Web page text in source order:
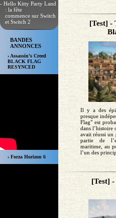
- Hello Kitty Party Land
: la fête
commence sur Switch
et Switch 2
BANDES
ANNONCES
› Assassin’s Creed
BLACK FLAG
RESYNCED
› Forza Horizon 6
[Test] -
Il y a des
presque
Flag" est
dans l’histoire
avait réussi un
partie de
maritime, au
l’un des
[Test]